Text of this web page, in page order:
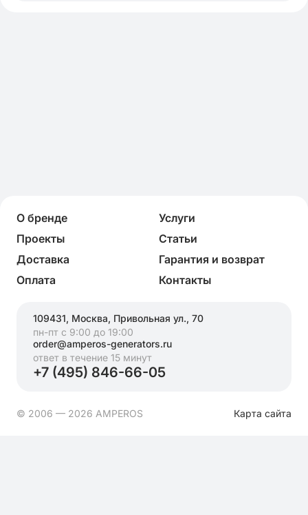
О бренде
Услуги
Проекты
Статьи
Доставка
Гарантия и возврат
Оплата
Контакты
109431, Москва, Привольная ул., 70
пн-пт с 9:00 до 19:00
order@amperos-generators.ru
ответ в течение 15 минут
+7 (495) 846-66-05
© 2006 — 2026 AMPEROS Карта сайта